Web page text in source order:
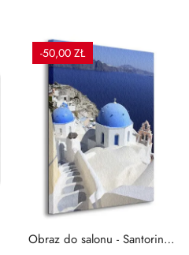
-50,00 ZŁ
Obraz do salonu - Santorini -